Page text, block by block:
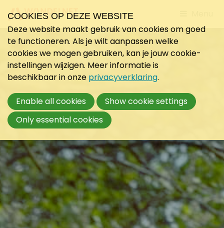
to
COOKIES OP DEZE WEBSITE
Deze website maakt gebruik van cookies om goed
te functioneren. Als je wilt aanpassen welke
cookies we mogen gebruiken, kan je jouw cookie-
instellingen wijzigen. Meer informatie is
beschikbaar in onze privacyverklaring.
Enable all cookies
Show cookie settings
Only essential cookies